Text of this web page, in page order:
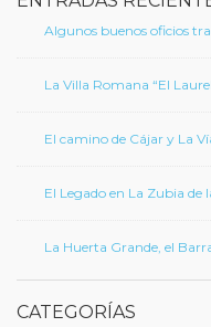
Algunos buenos oficios
La Villa Romana “El
El camino de Cájar y La
El Legado en La Zubia de
La Huerta Grande, el
CATEGORÍAS